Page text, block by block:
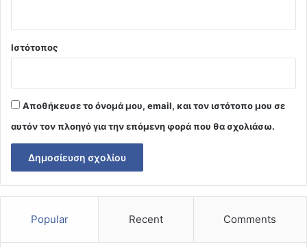
Ιστότοπος
Αποθήκευσε το όνομά μου, email, και τον ιστότοπο μου σε
αυτόν τον πλοηγό για την επόμενη φορά που θα σχολιάσω.
Popular Recent Comments